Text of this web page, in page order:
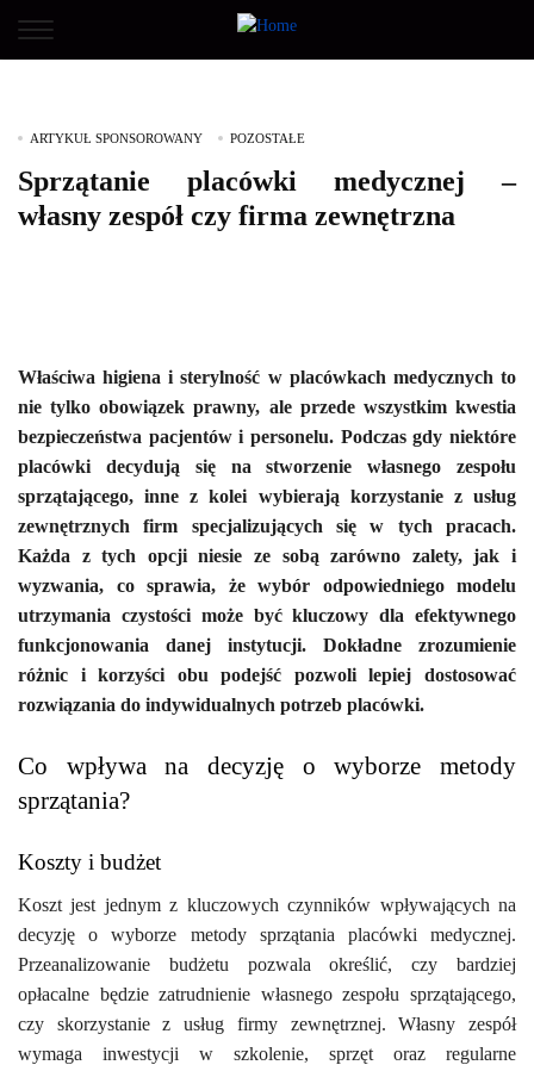
ARTYKUŁ SPONSOROWANY POZOSTAŁE
Sprzątanie placówki medycznej –
własny zespół czy firma zewnętrzna
Właściwa higiena i sterylność w placówkach medycznych to
nie tylko obowiązek prawny, ale przede wszystkim kwestia
bezpieczeństwa pacjentów i personelu. Podczas gdy niektóre
placówki decydują się na stworzenie własnego zespołu
sprzątającego, inne z kolei wybierają korzystanie z usług
zewnętrznych firm specjalizujących się w tych pracach.
Każda z tych opcji niesie ze sobą zarówno zalety, jak i
wyzwania, co sprawia, że wybór odpowiedniego modelu
utrzymania czystości może być kluczowy dla efektywnego
funkcjonowania danej instytucji. Dokładne zrozumienie
różnic i korzyści obu podejść pozwoli lepiej dostosować
rozwiązania do indywidualnych potrzeb placówki.
Co wpływa na decyzję o wyborze metody
sprzątania?
Koszty i budżet
Koszt jest jednym z kluczowych czynników wpływających na
decyzję o wyborze metody sprzątania placówki medycznej.
Przeanalizowanie budżetu pozwala określić, czy bardziej
opłacalne będzie zatrudnienie własnego zespołu sprzątającego,
czy skorzystanie z usług firmy zewnętrznej. Własny zespół
wymaga inwestycji w szkolenie, sprzęt oraz regularne